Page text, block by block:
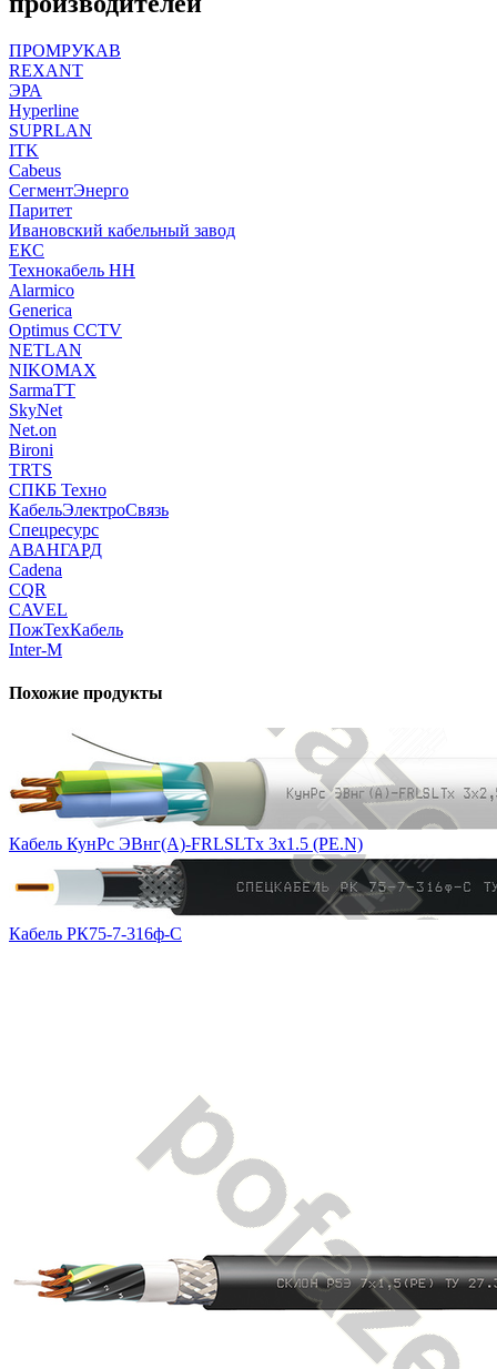
ПРОМРУКАВ
REXANT
ЭРА
Hyperline
SUPRLAN
ITK
Cabeus
СегментЭнерго
Паритет
Ивановский кабельный завод
ЕКС
Технокабель НН
Alarmico
Generica
Optimus CCTV
NETLAN
NIKOMAX
SarmaTT
SkyNet
Net.on
Bironi
TRTS
СПКБ Техно
КабельЭлектроСвязь
Спецресурс
АВАНГАРД
Cadena
CQR
CAVEL
ПожТехКабель
Inter-M
Похожие продукты
Кабель КунРс ЭВнг(А)-FRLSLTx 3х1.5 (PE.N)
Кабель РК75-7-316ф-С